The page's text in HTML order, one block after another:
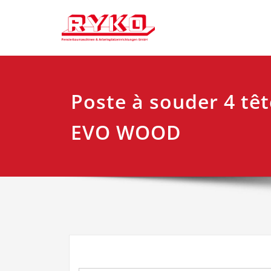
RYKO
Poste à souder 4
EVO WOOD